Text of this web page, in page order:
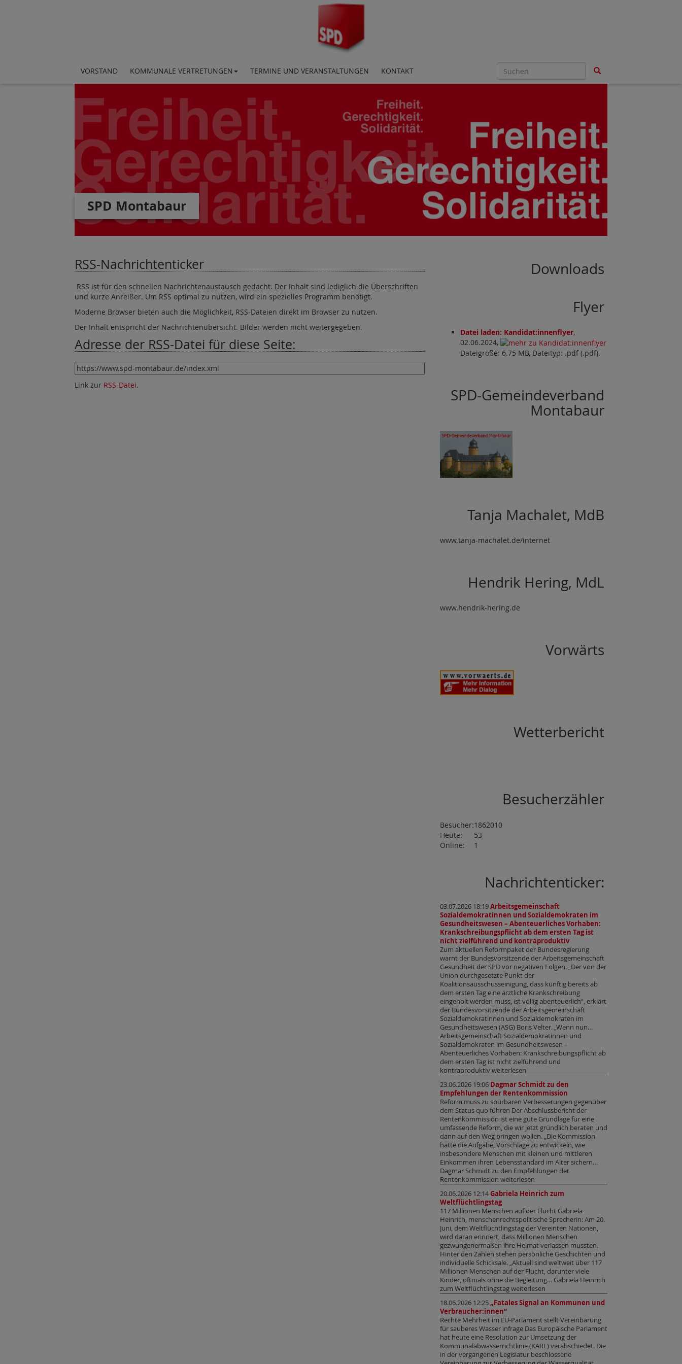
VORSTAND KOMMUNALE VERTRETUNGEN TERMINE UND VERANSTALTUNGEN KONTAKT
SPD Montabaur
RSS-Nachrichtenticker
RSS ist für den schnellen Nachrichtenaustausch gedacht. Der Inhalt sind lediglich die Überschriften
und kurze Anreißer. Um RSS optimal zu nutzen, wird ein spezielles Programm benötigt.
Moderne Browser bieten auch die Möglichkeit, RSS-Dateien direkt im Browser zu nutzen.
Der Inhalt entspricht der Nachrichtenübersicht. Bilder werden nicht weitergegeben.
Adresse der RSS-Datei für diese Seite:
Link zur RSS-Datei.
Downloads
Flyer
Datei laden: Kandidat:innenflyer,
02.06.2024,
Dateigröße: 6.75 MB, Dateityp: .pdf (.pdf).
SPD-Gemeindeverband
Montabaur
Tanja Machalet, MdB
www.tanja-machalet.de/internet
Hendrik Hering, MdL
www.hendrik-hering.de
Vorwärts
Wetterbericht
Besucherzähler
Besucher:1862010
Heute:
53
Online:
1
Nachrichtenticker:
03.07.2026 18:19Arbeitsgemeinschaft
Sozialdemokratinnen und Sozialdemokraten im
Gesundheitswesen – Abenteuerliches Vorhaben:
Krankschreibungspflicht ab dem ersten Tag ist
nicht zielführend und kontraproduktiv
Zum aktuellen Reformpaket der Bundesregierung
warnt der Bundesvorsitzende der Arbeitsgemeinschaft
Gesundheit der SPD vor negativen Folgen. „Der von der
Union durchgesetzte Punkt der
Koalitionsausschusseinigung, dass künftig bereits ab
dem ersten Tag eine ärztliche Krankschreibung
eingeholt werden muss, ist völlig abenteuerlich“, erklärt
der Bundesvorsitzende der Arbeitsgemeinschaft
Sozialdemokratinnen und Sozialdemokraten im
Gesundheitswesen (ASG) Boris Velter. „Wenn nun…
Arbeitsgemeinschaft Sozialdemokratinnen und
Sozialdemokraten im Gesundheitswesen –
Abenteuerliches Vorhaben: Krankschreibungspflicht ab
dem ersten Tag ist nicht zielführend und
kontraproduktiv weiterlesen
23.06.2026 19:06 Dagmar Schmidt zu den
Empfehlungen der Rentenkommission
Reform muss zu spürbaren Verbesserungen gegenüber
dem Status quo führen Der Abschlussbericht der
Rentenkommission ist eine gute Grundlage für eine
umfassende Reform, die wir jetzt gründlich beraten und
dann auf den Weg bringen wollen. „Die Kommission
hatte die Aufgabe, Vorschläge zu entwickeln, wie
insbesondere Menschen mit kleinen und mittleren
Einkommen ihren Lebensstandard im Alter sichern…
Dagmar Schmidt zu den Empfehlungen der
Rentenkommission weiterlesen
20.06.2026 12:14Gabriela Heinrich zum
Weltflüchtlingstag
117 Millionen Menschen auf der Flucht Gabriela
Heinrich, menschenrechtspolitische Sprecherin: Am 20.
Juni, dem Weltflüchtlingstag der Vereinten Nationen,
wird daran erinnert, dass Millionen Menschen
gezwungenermaßen ihre Heimat verlassen mussten.
Hinter den Zahlen stehen persönliche Geschichten und
individuelle Schicksale. „Aktuell sind weltweit über 117
Millionen Menschen auf der Flucht, darunter viele
Kinder, oftmals ohne die Begleitung… Gabriela Heinrich
zum Weltflüchtlingstag weiterlesen
18.06.2026 12:25„Fatales Signal an Kommunen und
Verbraucher:innen“
Rechte Mehrheit im EU-Parlament stellt Vereinbarung
für sauberes Wasser infrage Das Europäische Parlament
hat heute eine Resolution zur Umsetzung der
Kommunalabwasserrichtlinie (KARL) verabschiedet. Die
in der vergangenen Legislatur beschlossene